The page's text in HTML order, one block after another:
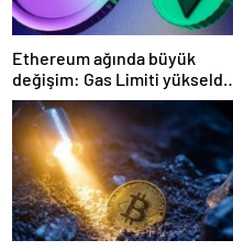
Ethereum ağında büyük
değişim: Gas Limiti yükseldi,
işlem ücretleri düşebilir mi?